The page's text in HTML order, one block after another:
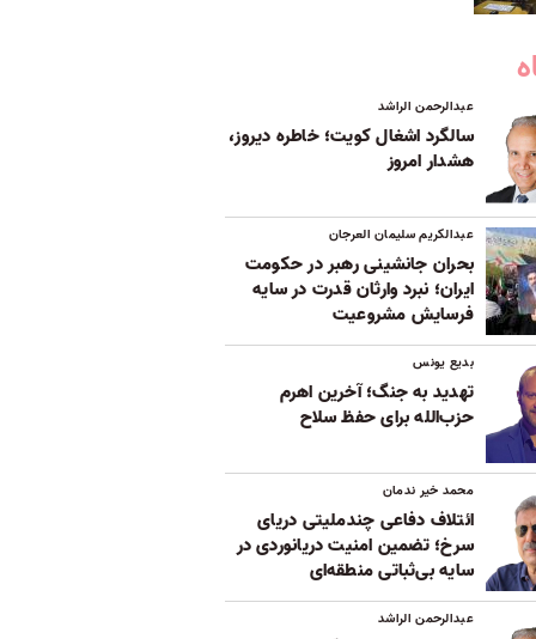
عبدالرحمن الراشد
سالگرد اشغال کویت؛ خاطره دیروز،
هشدار امروز
عبدالکریم سلیمان العرجان
بحران جانشینی رهبر در حکومت
ایران؛ نبرد وارثان قدرت در سایه
فرسایش مشروعیت
بدیع یونس
تهدید به جنگ؛ آخرین اهرم
حزب‌الله برای حفظ سلاح
محمد خیر ندمان
ائتلاف دفاعی چندملیتی دریای
سرخ؛ تضمین امنیت دریانوردی در
سایه بی‌ثباتی‌ منطقه‌ای
عبدالرحمن الراشد